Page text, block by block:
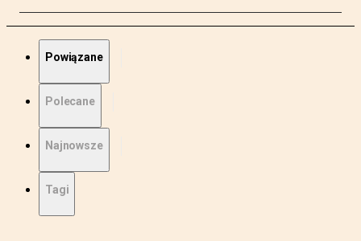
Powiązane
Polecane
Najnowsze
Tagi